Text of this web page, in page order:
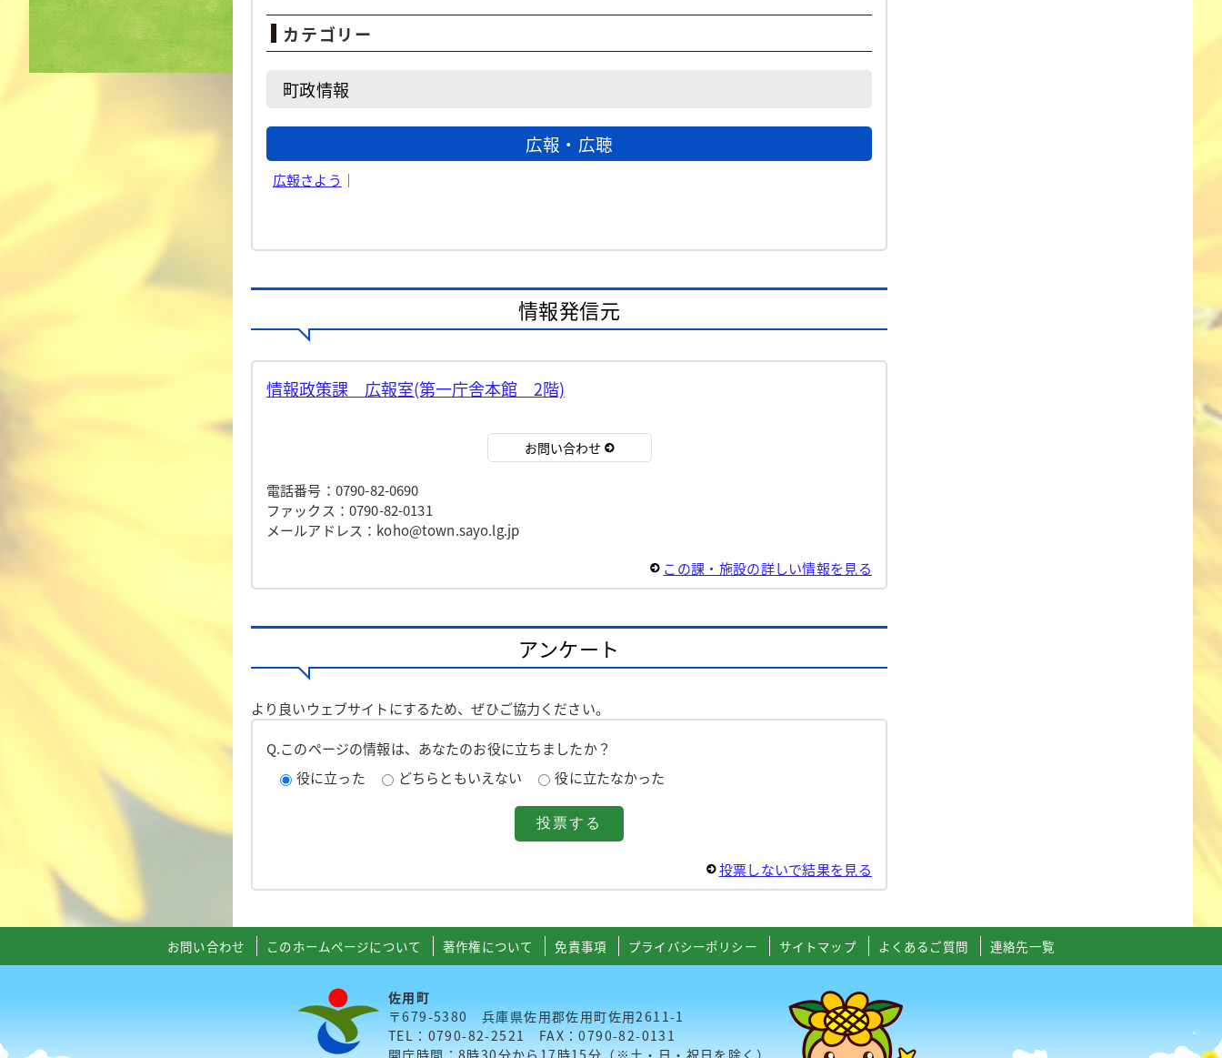
カテゴリー
町政情報
広報・広聴
広報さよう ｜
情報発信元
情報政策課 広報室(第一庁舎本館 2階)
お問い合わせ
電話番号：0790-82-0690
ファックス：0790-82-0131
メールアドレス：koho@town.sayo.lg.jp
この課・施設の詳しい情報を見る
アンケート
より良いウェブサイトにするため、ぜひご協力ください。
Q.このページの情報は、あなたのお役に立ちましたか？
役に立った
どちらともいえない 役に立たなかった
投票しないで結果を見る
お問い合わせ このホームページについて 著作権について 免責事項 プライバシーポリシー サイトマップ よくあるご質問 連絡先一覧
佐用町
〒679-5380 兵庫県佐用郡佐用町佐用2611-1
TEL：0790-82-2521 FAX：0790-82-0131